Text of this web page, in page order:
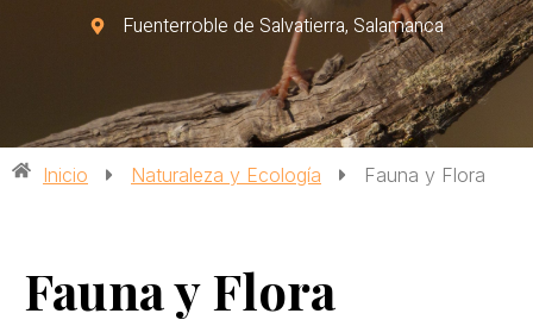
Fuenterroble de Salvatierra, Salamanca
Inicio Naturaleza y Ecología Fauna y Flora
Fauna y Flora